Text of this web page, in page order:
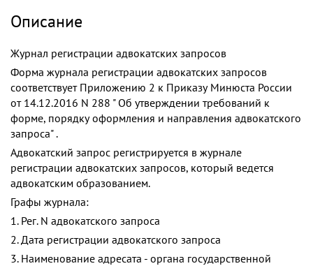
Описание
Журнал регистрации адвокатских запросов
Форма журнала регистрации адвокатских запросов
соответствует Приложению 2 к Приказу Минюста России
от 14.12.2016 N 288 " Об утверждении требований к
форме, порядку оформления и направления адвокатского
запроса" .
Адвокатский запрос регистрируется в журнале
регистрации адвокатских запросов, который ведется
адвокатским образованием.
Графы журнала:
1. Рег. N адвокатского запроса
2. Дата регистрации адвокатского запроса
3. Наименование адресата - органа государственной